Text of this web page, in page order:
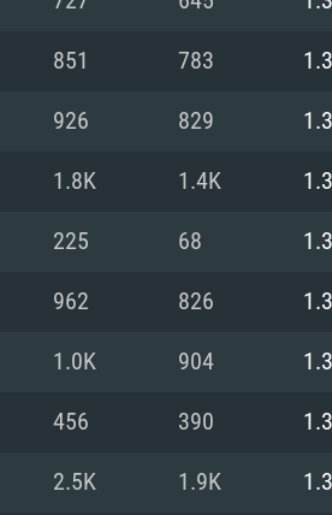
양
Windows 10/11 (64 bit)
Core i5 또는 Ryzen
이상
: DirectX 11 이상을 지
양
OS Big Sur 11.0
i7 (Intel Xeon 은
로드밴드 인터넷
양
20.04 64bit
Core i7
: Vulkan 을 지원하고,
능을 가지며 최신 그
RX 570 (6개월 미
851 783
926 829
1.8K 1.4K
225 68
962 826
1.0K 904
456 390
2.5K 1.9K